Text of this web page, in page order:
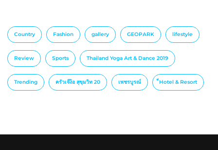
Country Fashion gallery GEOPARK lifestyle
Review Sports Thailand Yoga Art & Dance 2019
Trending ครัวเจ๊ง้อ สุขุมวิท 20 เพชรบูรณ์ ็Hotel & Resort